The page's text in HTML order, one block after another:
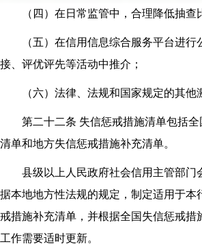
（四）在日常监管中，合理降低抽查
（五）在信用信息综合服务平台进行
接、评优评先等活动中推介；
（六）法律、法规和国家规定的其他
第二十二条 失信惩戒措施清单包括全
清单和地方失信惩戒措施补充清单。
县级以上人民政府社会信用主管部门
据本地地方性法规的规定，制定适用于本
戒措施补充清单，并根据全国失信惩戒措
工作需要适时更新。